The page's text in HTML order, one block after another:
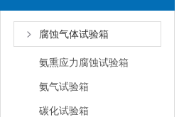
腐蚀气体试验箱
氨熏应力腐蚀试验箱
氨气试验箱
碳化试验箱